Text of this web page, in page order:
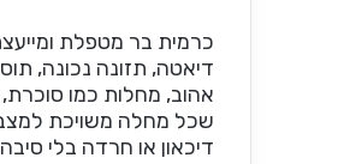
כרמית בר מטפלת ומייעצת
דיאטה, תזונה נכונה,
אהוב, מחלות כמו
שכל מחלה משויכת
דיכאון או חרדה בלי